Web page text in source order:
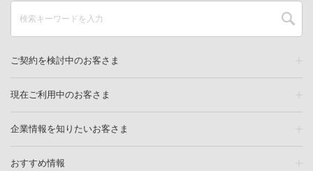
ご契約を検討中のお客さま
現在ご利用中のお客さま
企業情報を知りたいお客さま
おすすめ情報